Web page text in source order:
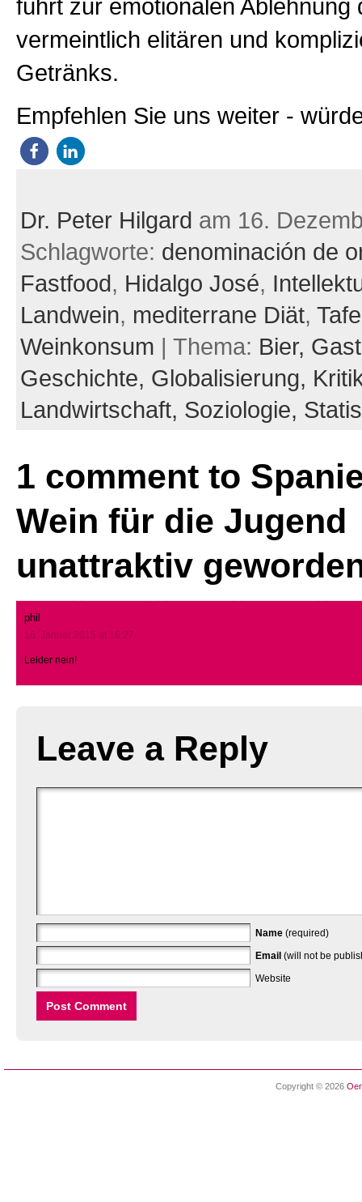
führt zur emotionalen Ablehnung
vermeintlich elitären und
Getränks.
Empfehlen Sie uns weiter -
Dr. Peter Hilgard am 16.
Schlagworte: denominación de
Fastfood, Hidalgo José,
Landwein, mediterrane Diät,
Weinkonsum | Thema: Bier,
Geschichte, Globalisierung,
Landwirtschaft, Soziologie,
1 comment to
Wein für die Jugend
unattraktiv
phil
16. Januar 2015 at 16:27
Leider nein!
Leave a Reply
Name (required)
Email (will not be
Website
Copyright © 2026